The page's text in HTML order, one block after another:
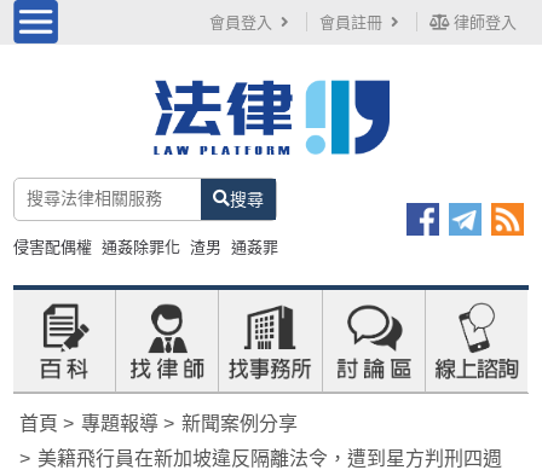
會員登入 會員註冊 律師登入
搜尋
侵害配偶權 通姦除罪化 渣男 通姦罪
首頁 專題報導
新聞案例分享
美籍飛行員在新加坡違反隔離法令，遭到星方判刑四週